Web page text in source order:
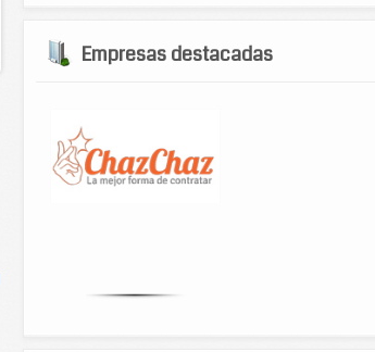
Empresas destacadas